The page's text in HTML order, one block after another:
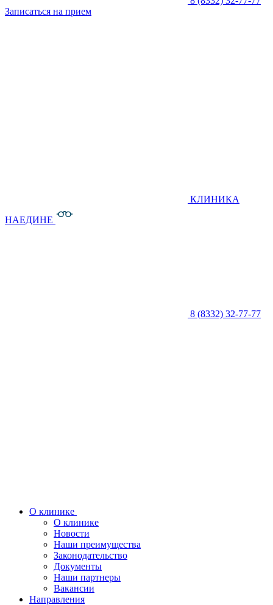
Записаться на прием
КЛИНИКА
НАЕДИНЕ
8 (8332) 32-77-77
О клинике
О клинике
Новости
Наши преимущества
Законодательство
Документы
Наши партнеры
Вакансии
Направления